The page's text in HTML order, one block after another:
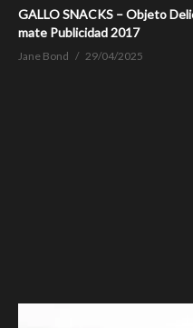
GALLO SNACKS – Objeto
mate Publicidad 2017
Jane Bond 29/04/2025